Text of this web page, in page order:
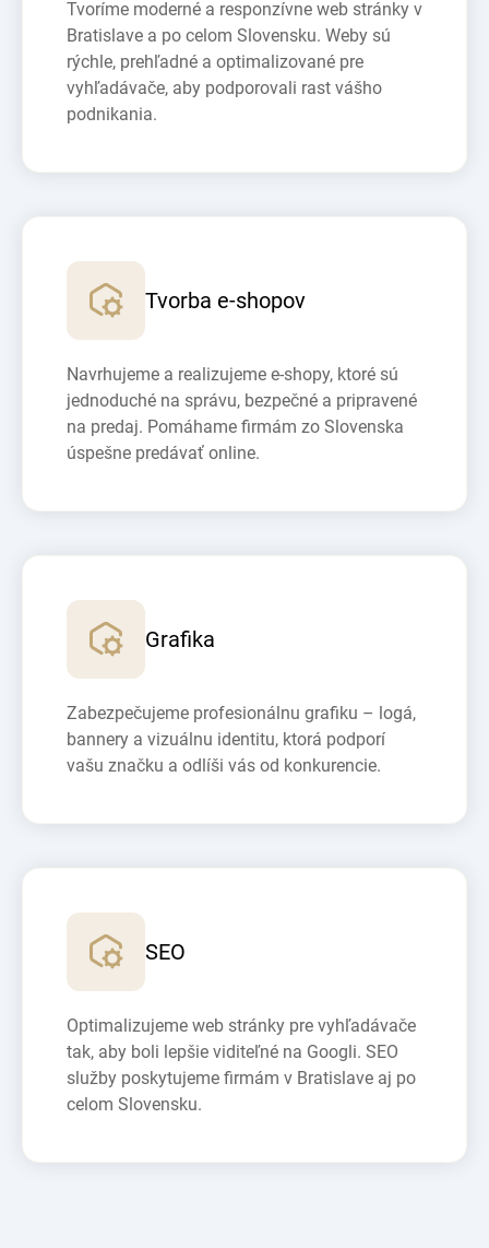
Tvoríme moderné a responzívne web stránky v
Bratislave a po celom Slovensku. Weby sú
rýchle, prehľadné a optimalizované pre
vyhľadávače, aby podporovali rast vášho
podnikania.
Tvorba e-shopov
Navrhujeme a realizujeme e-shopy, ktoré sú
jednoduché na správu, bezpečné a pripravené
na predaj. Pomáhame firmám zo Slovenska
úspešne predávať online.
Grafika
Zabezpečujeme profesionálnu grafiku – logá,
bannery a vizuálnu identitu, ktorá podporí
vašu značku a odlíši vás od konkurencie.
SEO
Optimalizujeme web stránky pre vyhľadávače
tak, aby boli lepšie viditeľné na Googli. SEO
služby poskytujeme firmám v Bratislave aj po
celom Slovensku.